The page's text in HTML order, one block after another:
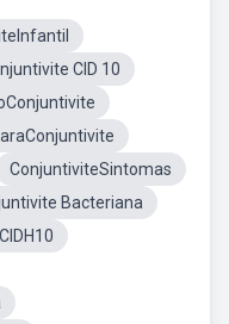
CID 10
ConjuntiviteSintomas
Bacteriana
CIDH10